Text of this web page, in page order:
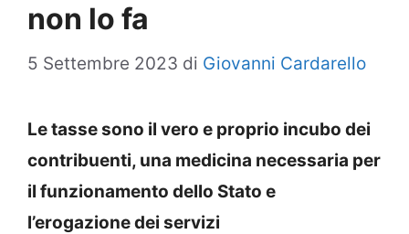
non lo fa
5 Settembre 2023 di Giovanni Cardarello
Le tasse sono il vero e proprio incubo dei
contribuenti, una medicina necessaria per
il funzionamento dello Stato e
l’erogazione dei servizi